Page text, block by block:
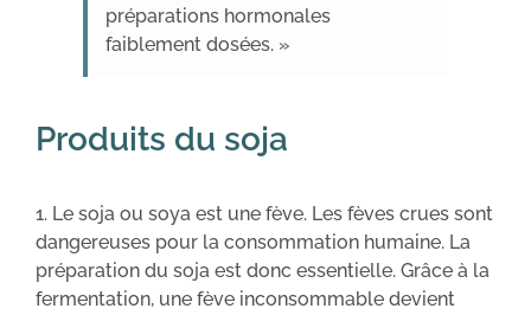
préparations hormonales
faiblement dosées. »
Produits du soja
1. Le soja ou soya est une fève. Les fèves crues sont
dangereuses pour la consommation humaine. La
préparation du soja est donc essentielle. Grâce à la
fermentation, une fève inconsommable devient